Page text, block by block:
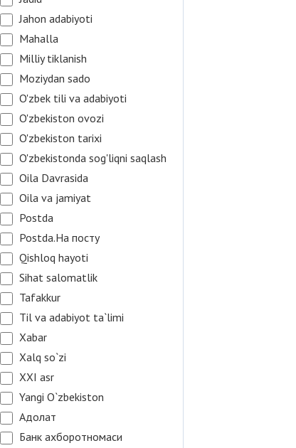
Jahon adabiyoti
Mahalla
Milliy tiklanish
Moziydan sado
O'zbek tili va adabiyoti
O'zbekiston ovozi
O'zbekiston tarixi
O'zbekistonda sog'liqni saqlash
Oila Davrasida
Oila va jamiyat
Postda
Postda.На посту
Qishloq hayoti
Sihat salomatlik
Tafakkur
Til va adabiyot ta`limi
Xabar
Xalq so`zi
XXI asr
Yangi O`zbekiston
Адолат
Банк ахборотномаси